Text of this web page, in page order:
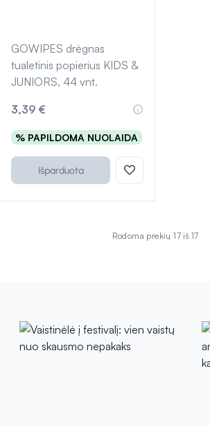
GOWIPES drėgnas
tualetinis popierius KIDS &
JUNIORS, 44 vnt.
3,39 €
% PAPILDOMA NUOLAIDA
Išparduota
Rodoma prekių 17 iš 17